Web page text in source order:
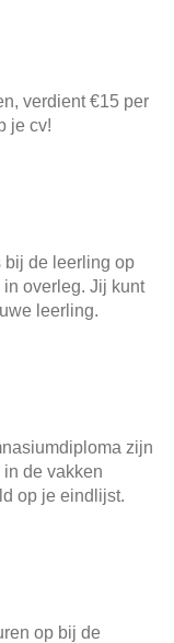
verdient €15 per
je cv!
bij de leerling op
overleg. Jij kunt
leerling.
zijn
de vakken
op je eindlijst.
op bij de